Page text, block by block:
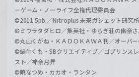
ーゲーム・ノーライフ全権代理委員会
©2011 5pb.／Nitroplus 未来ガジェット研究所
©ミウラタダヒロ／集英社・ゆらぎ荘の幽奈
©丸山くがね・ＫＡＤＯＫＡＷＡ刊／オーバ
©蝸牛くも・SBクリエイティブ／ゴブリンス
スト／神奈月昇
©暁なつめ・カカオ・ランタン